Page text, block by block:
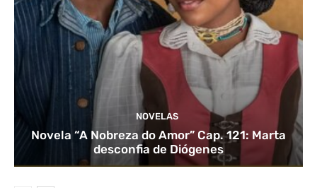
NOVELAS
Novela “A Nobreza do Amor” Cap. 121: Marta
desconfia de Diógenes